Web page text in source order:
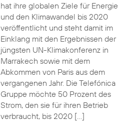
hat ihre globalen Ziele für Energie
und den Klimawandel bis 2020
veröffentlicht und steht damit im
Einklang mit den Ergebnissen der
jüngsten UN-Klimakonferenz in
Marrakech sowie mit dem
Abkommen von Paris aus dem
vergangenen Jahr. Die Telefónica
Gruppe möchte 50 Prozent des
Strom, den sie für ihren Betrieb
verbraucht, bis 2020 […]